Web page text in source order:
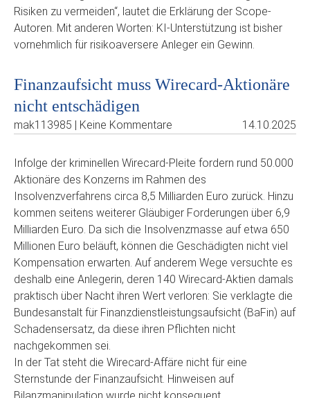
Risiken zu vermeiden“, lautet die Erklärung der Scope-
Autoren. Mit anderen Worten: KI-Unterstützung ist bisher
vornehmlich für risikoaversere Anleger ein Gewinn.
Finanzaufsicht muss Wirecard-Aktionäre
nicht entschädigen
mak113985 | Keine Kommentare 14.10.2025
Infolge der kriminellen Wirecard-Pleite fordern rund 50.000
Aktionäre des Konzerns im Rahmen des
Insolvenzverfahrens circa 8,5 Milliarden Euro zurück. Hinzu
kommen seitens weiterer Gläubiger Forderungen über 6,9
Milliarden Euro. Da sich die Insolvenzmasse auf etwa 650
Millionen Euro beläuft, können die Geschädigten nicht viel
Kompensation erwarten. Auf anderem Wege versuchte es
deshalb eine Anlegerin, deren 140 Wirecard-Aktien damals
praktisch über Nacht ihren Wert verloren: Sie verklagte die
Bundesanstalt für Finanzdienstleistungsaufsicht (BaFin) auf
Schadensersatz, da diese ihren Pflichten nicht
nachgekommen sei.
In der Tat steht die Wirecard-Affäre nicht für eine
Sternstunde der Finanzaufsicht. Hinweisen auf